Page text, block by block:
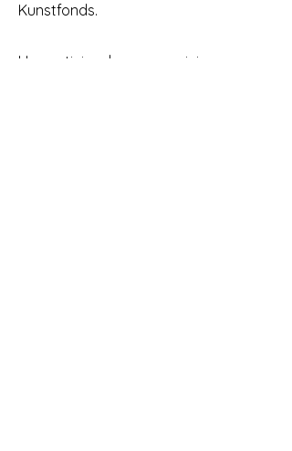
Kunstfonds.
Ha participado en exposiciones